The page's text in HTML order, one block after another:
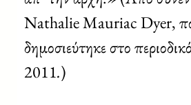
Nathalie Mauriac Dyer,
δημοσιεύτηκε στο περιοδικό
2011.)